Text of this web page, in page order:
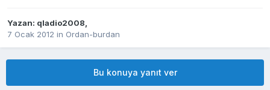
Yazan: qladio2008,
7 Ocak 2012 in Ordan-burdan
Bu konuya yanıt ver